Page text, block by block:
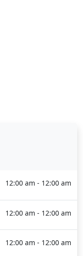
12:00 am - 12:00 am
12:00 am - 12:00 am
12:00 am - 12:00 am